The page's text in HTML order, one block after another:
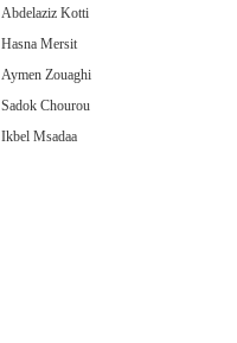
Abdelaziz Kotti
Hasna Mersit
Aymen Zouaghi
Sadok Chourou
Ikbel Msadaa